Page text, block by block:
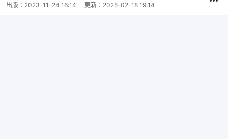
出版： 2023-11-24 16:14 更新： 2025-02-18 19:14